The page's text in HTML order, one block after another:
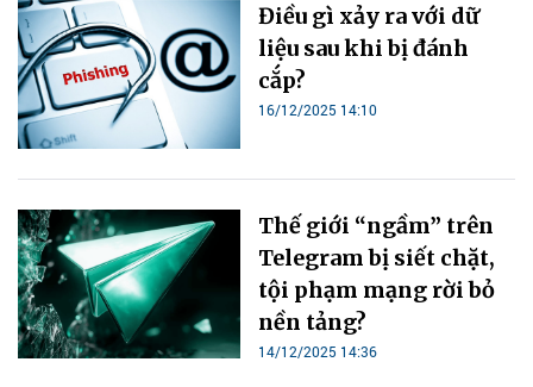
Điều gì xảy ra với dữ
liệu sau khi bị đánh
cắp?
16/12/2025 14:10
Thế giới “ngầm” trên
Telegram bị siết chặt,
tội phạm mạng rời bỏ
nền tảng?
14/12/2025 14:36